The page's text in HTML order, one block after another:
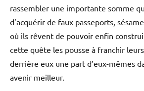
rassembler une importante somme
d’acquérir de faux passeports,
où ils rêvent de pouvoir enfin
cette quête les pousse à franchir
derrière eux une part d’eux-mêmes
avenir meilleur.